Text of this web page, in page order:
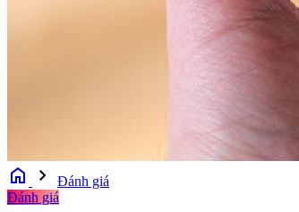
home chevron_right
Đánh giá
Đánh giá